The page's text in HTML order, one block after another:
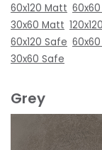
60x120 Matt
30x60 Matt
60x120 Safe
30x60 Safe
Grey